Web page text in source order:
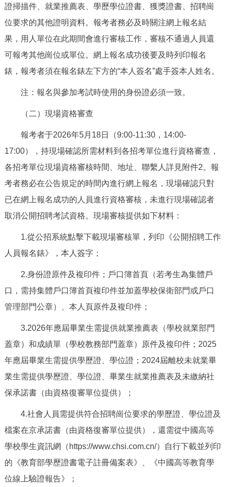
證掃描件、就業推薦表、學歷學位證書、獲獎證書、招聘崗
位要求的其他證明資料。報考者務必及時關注網上報名結
果，用人單位在此期間會進行審核工作，審核不通過人員還
可報考其他崗位或單位。網上報名成功後要及時列印報名
錶，報考者須在報名錶左下方的“本人簽名”處手簽本人姓名。
注：報名與參加考試時使用的身份證必須一致。
（二）現場資格審查
報考者于2026年5月18日（9:00-11:30，14:00-
17:00），持現場確認所需材料到各招考單位進行資格審查，
各招考單位現場資格審核時間、地址、聯繫人詳見附件2。報
考者務必在公告規定的時間內進行網上報名，現場確認只對
已在網上報名成功的人員進行資格審核，未進行現場確認者
取消公開招聘考試資格。現場審核提供如下材料：
1.從公招系統點擊下載現場審核單，列印《公開招聘工作
人員報名錶》，本人簽字；
2.身份證原件及複印件；戶口簿首頁（若考生為集體戶
口，需持集體戶口簿首頁複印件並加蓋學校保衛部門或戶口
管理部門公章）、本人頁原件及複印件；
3.2026年應屆畢業生需提供就業推薦表（學校就業部門
蓋章）和成績單（學校教務部門蓋章）原件及複印件；2025
年應屆畢業生需提供學歷證、學位證；2024屆離校未就業畢
業生需提供學歷證、學位證、畢業生就業推薦表及未繳納社
保承諾書（由資格復審單位提供）；
4.社會人員需提供符合招聘崗位要求的學歷證、學位證及
檔案在京承諾書（由資格復審單位提供），還需從中國高等
學校學生資訊網（https://www.chsi.com.cn/）自行下載並列印
的《教育部學歷證書電子註冊備案表》、《中國高等教育學
位線上驗證報告》；